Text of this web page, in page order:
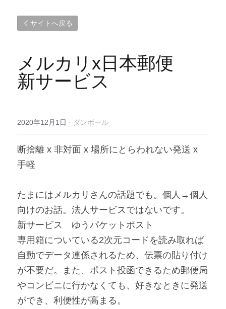
サイトへ戻る
メルカリx日本郵便
新サービス
2020年12月1日 · ダンボール
断捨離 x 非対面 x 場所にとらわれない発送 x
手軽
たまにはメルカリさんの話題でも。個人→個人
向けのお話。法人サービスではないです。
新サービス　ゆうパケットポスト
専用箱についている2次元コードを読み取れば
自動でデータ連係されるため、伝票の貼り付け
が不要だ。また、ポスト投函できるため郵便局
やコンビニに行かなくても、好きなときに発送
ができ、利便性が高まる。